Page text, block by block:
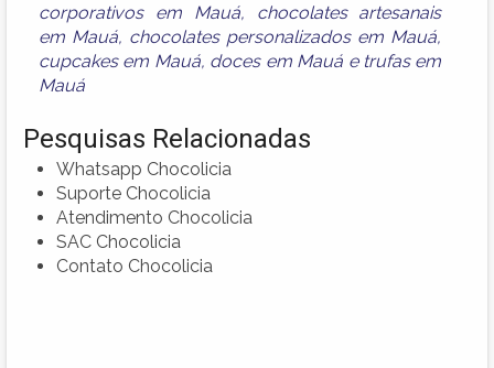
corporativos em Mauá, chocolates artesanais
em Mauá, chocolates personalizados em Mauá,
cupcakes em Mauá, doces em Mauá e trufas em
Mauá
Pesquisas Relacionadas
Whatsapp Chocolicia
Suporte Chocolicia
Atendimento Chocolicia
SAC Chocolicia
Contato Chocolicia